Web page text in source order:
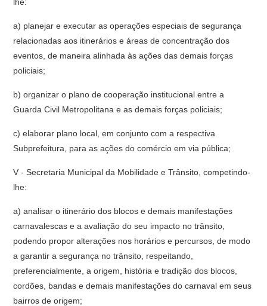
a) planejar e executar as operações especiais de segurança
relacionadas aos itinerários e áreas de concentração dos
eventos, de maneira alinhada às ações das demais forças
policiais;
b) organizar o plano de cooperação institucional entre a
Guarda Civil Metropolitana e as demais forças policiais;
c) elaborar plano local, em conjunto com a respectiva
Subprefeitura, para as ações do comércio em via pública;
V - Secretaria Municipal da Mobilidade e Trânsito, competindo-
lhe:
a) analisar o itinerário dos blocos e demais manifestações
carnavalescas e a avaliação do seu impacto no trânsito,
podendo propor alterações nos horários e percursos, de modo
a garantir a segurança no trânsito, respeitando,
preferencialmente, a origem, história e tradição dos blocos,
cordões, bandas e demais manifestações do carnaval em seus
bairros de origem;